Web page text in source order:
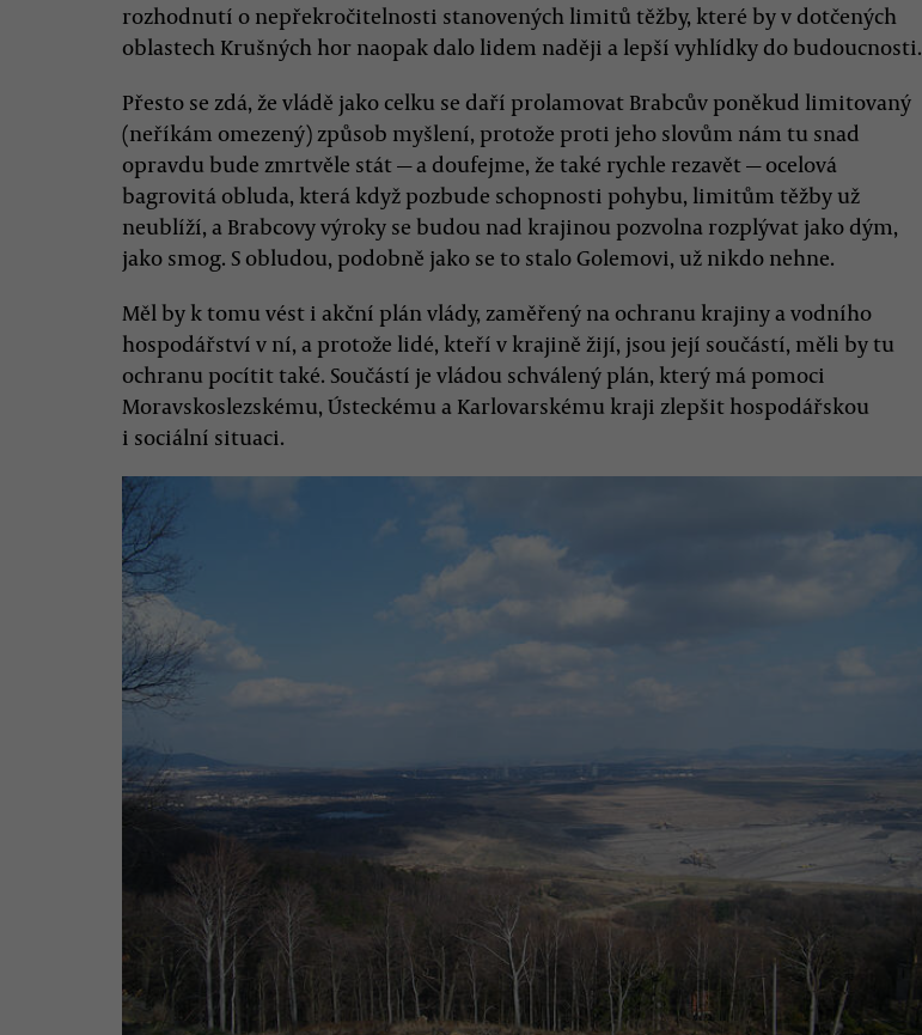
rozhodnutí o nepřekročitelnosti stanovených limitů těžby, které by v dotčených
oblastech Krušných hor naopak dalo lidem naději a lepší vyhlídky do budoucnosti.
Přesto se zdá, že vládě jako celku se daří prolamovat Brabcův poněkud limitovaný
(neříkám omezený) způsob myšlení, protože proti jeho slovům nám tu snad
opravdu bude zmrtvěle stát — a doufejme, že také rychle rezavět — ocelová
bagrovitá obluda, která když pozbude schopnosti pohybu, limitům těžby už
neublíží, a Brabcovy výroky se budou nad krajinou pozvolna rozplývat jako dým,
jako smog. S obludou, podobně jako se to stalo Golemovi, už nikdo nehne.
Měl by k tomu vést i akční plán vlády, zaměřený na ochranu krajiny a vodního
hospodářství v ní, a protože lidé, kteří v krajině žijí, jsou její součástí, měli by tu
ochranu pocítit také. Součástí je vládou schválený plán, který má pomoci
Moravskoslezskému, Ústeckému a Karlovarskému kraji zlepšit hospodářskou
i sociální situaci.